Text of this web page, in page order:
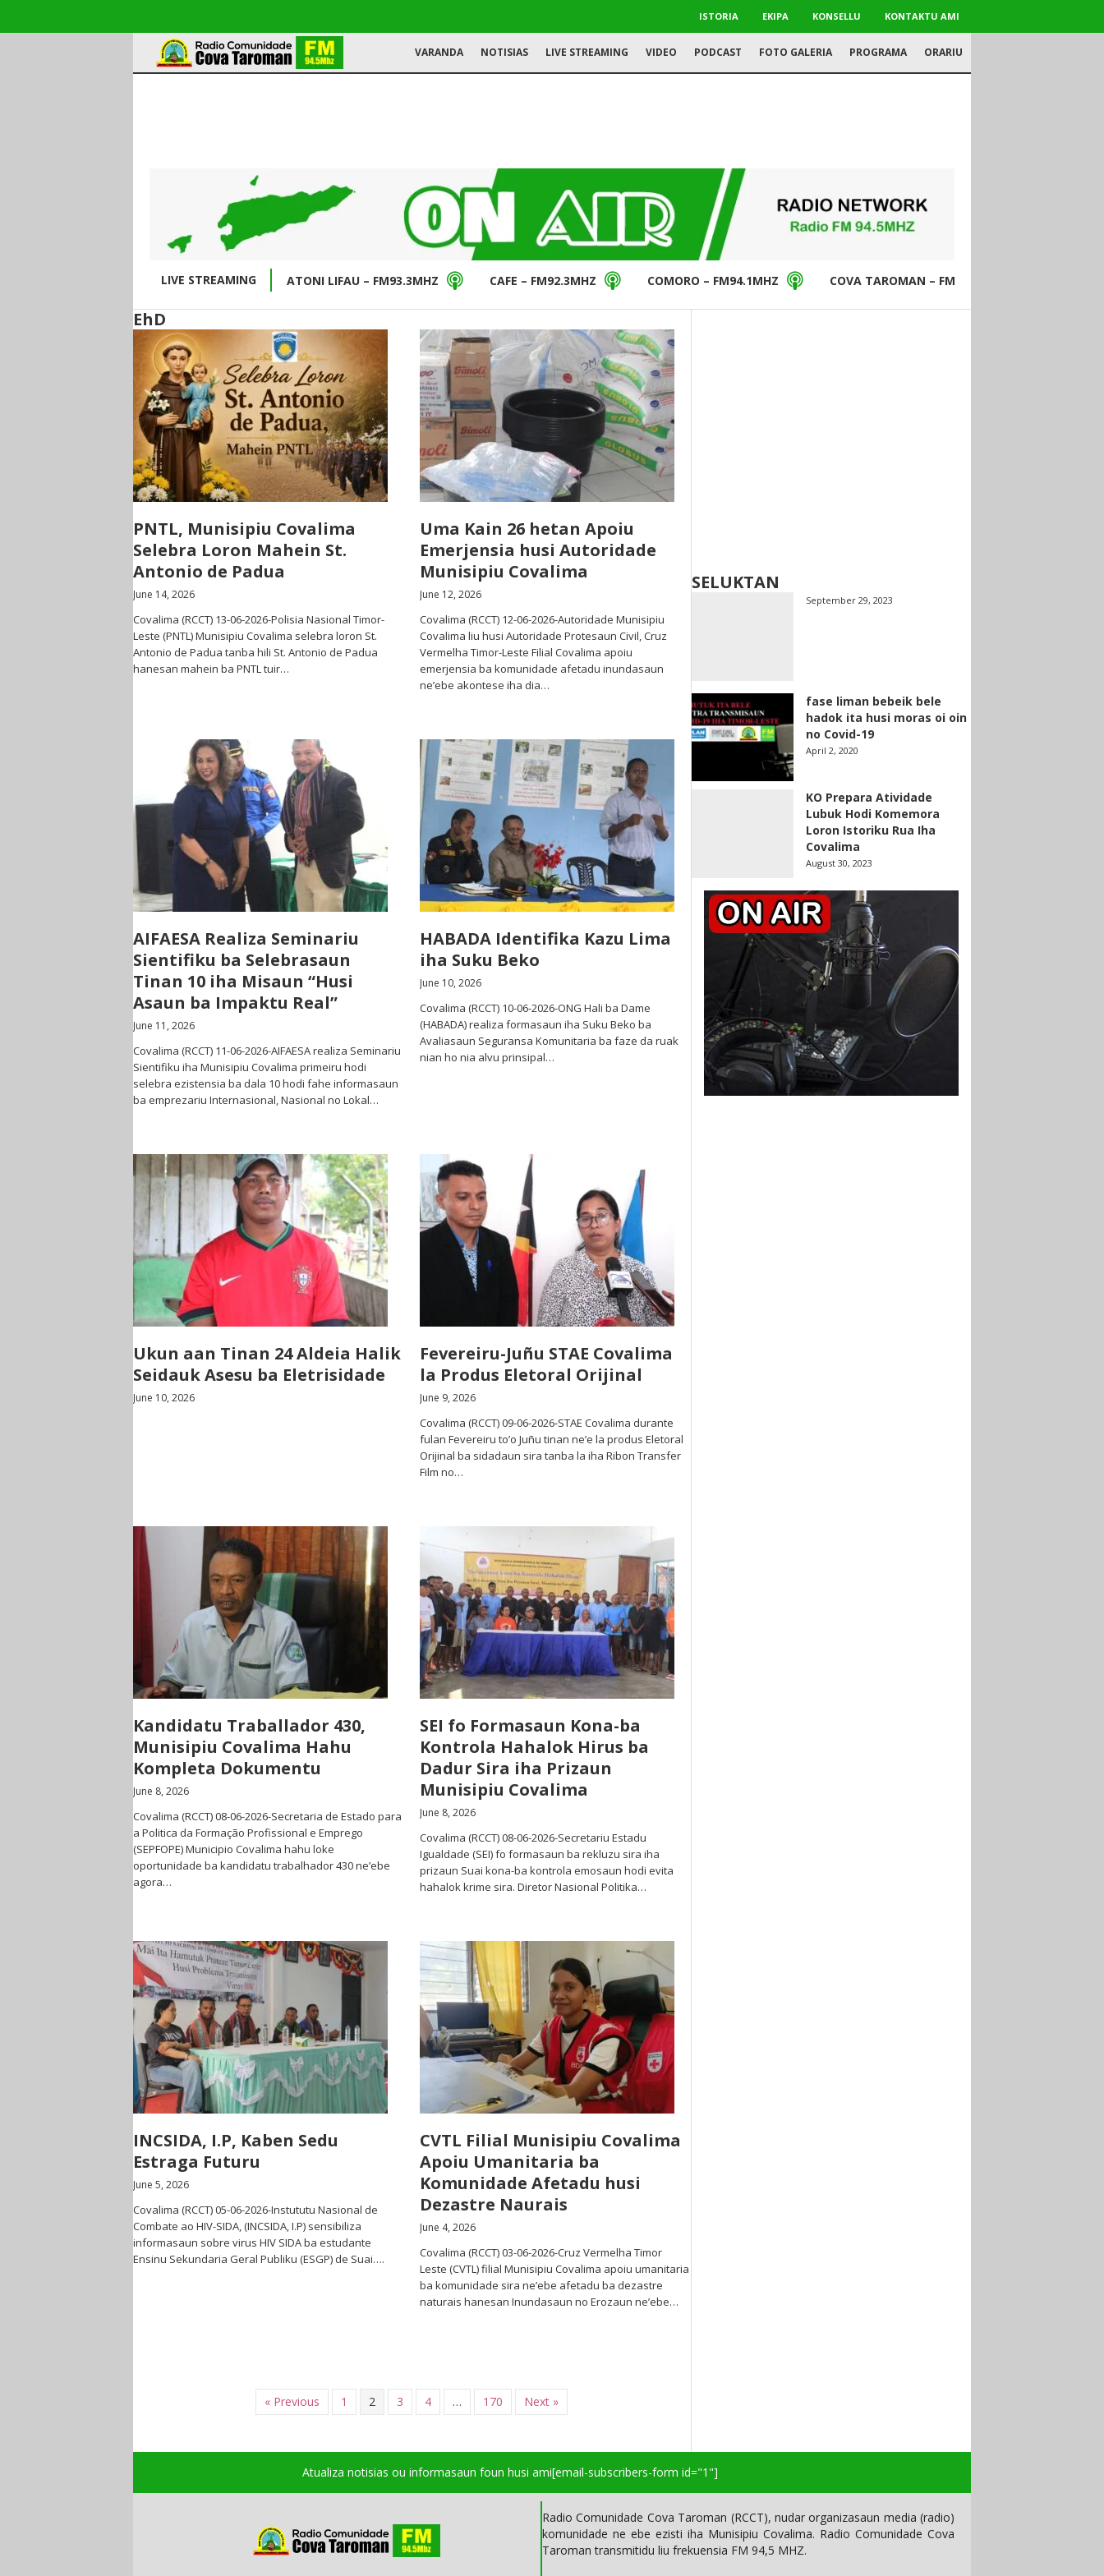
ISTORIA EKIPA KONSELLU KONTAKTU AMI
VARANDA NOTISIAS LIVE STREAMING VIDEO PODCAST FOTO GALERIA PROGRAMA ORARIU
LIVE STREAMING ATONI LIFAU – FM93.3MHZ CAFE – FM92.3MHZ COMORO – FM94.1MHZ COVA TAROMAN – FM94.5MHZ
EhD
PNTL, Munisipiu Covalima
Selebra Loron Mahein St.
Antonio de Padua
June 14, 2026
Covalima (RCCT) 13-06-2026-Polisia Nasional Timor-
Leste (PNTL) Munisipiu Covalima selebra loron St.
Antonio de Padua tanba hili St. Antonio de Padua
hanesan mahein ba PNTL tuir…
Uma Kain 26 hetan Apoiu
Emerjensia husi Autoridade
Munisipiu Covalima
June 12, 2026
Covalima (RCCT) 12-06-2026-Autoridade Munisipiu
Covalima liu husi Autoridade Protesaun Civil, Cruz
Vermelha Timor-Leste Filial Covalima apoiu
emerjensia ba komunidade afetadu inundasaun
ne’ebe akontese iha dia…
AIFAESA Realiza Seminariu
Sientifiku ba Selebrasaun
Tinan 10 iha Misaun “Husi
Asaun ba Impaktu Real”
June 11, 2026
Covalima (RCCT) 11-06-2026-AIFAESA realiza Seminariu
Sientifiku iha Munisipiu Covalima primeiru hodi
selebra ezistensia ba dala 10 hodi fahe informasaun
ba emprezariu Internasional, Nasional no Lokal…
HABADA Identifika Kazu Lima
iha Suku Beko
June 10, 2026
Covalima (RCCT) 10-06-2026-ONG Hali ba Dame
(HABADA) realiza formasaun iha Suku Beko ba
Avaliasaun Seguransa Komunitaria ba faze da ruak
nian ho nia alvu prinsipal…
Ukun aan Tinan 24 Aldeia Halik
Seidauk Asesu ba Eletrisidade
June 10, 2026
Fevereiru-Juñu STAE Covalima
la Produs Eletoral Orijinal
June 9, 2026
Covalima (RCCT) 09-06-2026-STAE Covalima durante
fulan Fevereiru to’o Juñu tinan ne’e la produs Eletoral
Orijinal ba sidadaun sira tanba la iha Ribon Transfer
Film no…
Kandidatu Traballador 430,
Munisipiu Covalima Hahu
Kompleta Dokumentu
June 8, 2026
Covalima (RCCT) 08-06-2026-Secretaria de Estado para
a Politica da Formação Profissional e Emprego
(SEPFOPE) Municipio Covalima hahu loke
oportunidade ba kandidatu trabalhador 430 ne’ebe
agora…
SEI fo Formasaun Kona-ba
Kontrola Hahalok Hirus ba
Dadur Sira iha Prizaun
Munisipiu Covalima
June 8, 2026
Covalima (RCCT) 08-06-2026-Secretariu Estadu
Igualdade (SEI) fo formasaun ba rekluzu sira iha
prizaun Suai kona-ba kontrola emosaun hodi evita
hahalok krime sira. Diretor Nasional Politika…
INCSIDA, I.P, Kaben Sedu
Estraga Futuru
June 5, 2026
Covalima (RCCT) 05-06-2026-Instututu Nasional de
Combate ao HIV-SIDA, (INCSIDA, I.P) sensibiliza
informasaun sobre virus HIV SIDA ba estudante
Ensinu Sekundaria Geral Publiku (ESGP) de Suai….
CVTL Filial Munisipiu Covalima
Apoiu Umanitaria ba
Komunidade Afetadu husi
Dezastre Naurais
June 4, 2026
Covalima (RCCT) 03-06-2026-Cruz Vermelha Timor
Leste (CVTL) filial Munisipiu Covalima apoiu umanitaria
ba komunidade sira ne’ebe afetadu ba dezastre
naturais hanesan Inundasaun no Erozaun ne’ebe…
« Previous 1 2 3 4 … 170 Next »
SELUKTAN
September 29, 2023
fase liman bebeik bele
hadok ita husi moras oi oin
no Covid-19
April 2, 2020
KO Prepara Atividade
Lubuk Hodi Komemora
Loron Istoriku Rua Iha
Covalima
August 30, 2023
Atualiza notisias ou informasaun foun husi ami[email-subscribers-form id="1"]
Radio Comunidade Cova Taroman (RCCT), nudar organizasaun media (radio)
komunidade ne ebe ezisti iha Munisipiu Covalima. Radio Comunidade Cova
Taroman transmitidu liu frekuensia FM 94,5 MHZ.